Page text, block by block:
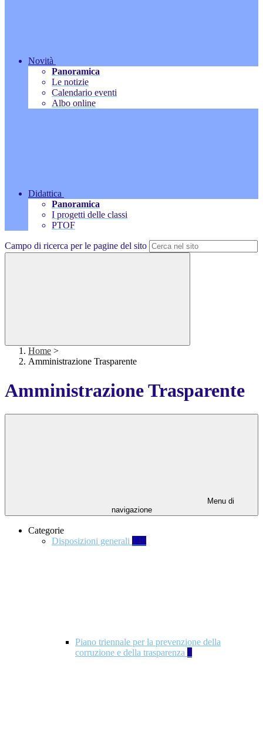
Novità
Panoramica
Le notizie
Calendario eventi
Albo online
Didattica
Panoramica
I progetti delle classi
PTOF
Campo di ricerca per le pagine del sito
Home >
Amministrazione Trasparente
Amministrazione Trasparente
Menu di
navigazione
Categorie
Disposizioni generali 140
Piano triennale per la prevenzione della
corruzione e della trasparenza 4